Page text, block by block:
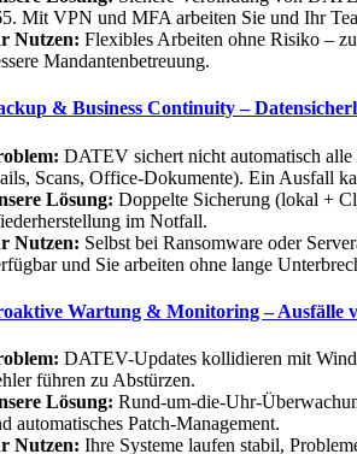
Mit VPN und MFA arbeiten Sie und Ihr
Nutzen: Flexibles Arbeiten ohne Risiko –
Mandantenbetreuung.
& Business Continuity –
DATEV sichert nicht automatisch
Scans, Office-Dokumente). Ein Ausfall
Lösung: Doppelte Sicherung (lokal +
im Notfall.
Nutzen: Selbst bei Ransomware oder
und Sie arbeiten ohne lange
Wartung & Monitoring – Ausfälle
DATEV-Updates kollidieren mit
führen zu Abstürzen.
Lösung: Rund-um-die-Uhr-
automatisches Patch-Management.
Nutzen: Ihre Systeme laufen stabil,